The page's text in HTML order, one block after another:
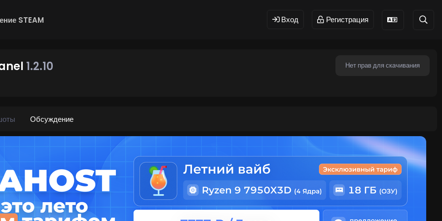
STEAM Вход Регистрация
1.2.10
Нет прав для скачивания
Обсуждение